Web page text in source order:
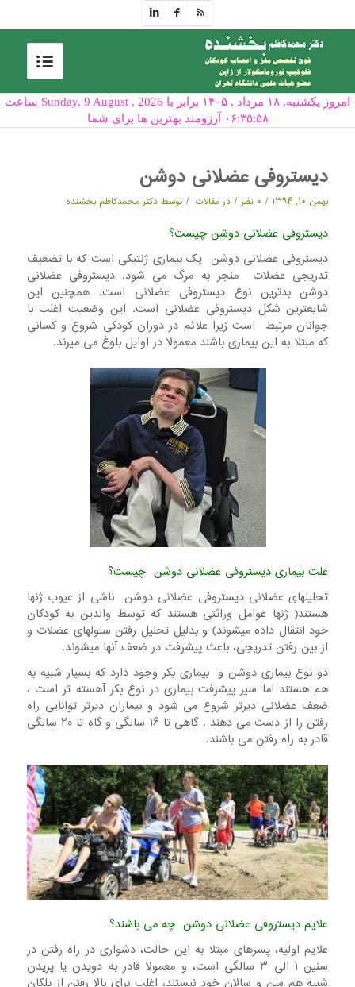
امروز یکشنبه, ۱۸ مرداد , ۱۴۰۵ برابر با Sunday, 9 August , 2026 ساعت
۰۶:۳۵:۵۸ آرزومند بهترین ها برای شما
دیستروفی عضلانی دوشن
بهمن ۱۰, ۱۳۹۴ / ۰ نظر / درمقالات / توسط دکتر محمدکاظم بخشنده
دیستروفی عضلانی دوشن چیست؟
دیستروفی عضلانی دوشن یک بیماری ژنتیکی است که با تضعیف
تدریجی عضلات منجر به مرگ می شود. دیستروفی عضلانی
دوشن بدترین نوع دیستروفی عضلانی است. همچنین این
شایعترین شکل دیستروفی عضلانی است. این وضعیت اغلب با
جوانان مرتبط است زیرا علائم در دوران کودکی شروع و کسانی
که مبتلا به این بیماری باشند معمولا در اوایل بلوغ می میرند.
علت بیماری دیستروفی عضلانی دوشن چیست؟
تحلیلهای عضلانی دیستروفی عضلانی دوشن ناشی از عیوب ژنها
هستند( ژنها عوامل وراثتی هستند که توسط والدین به کودکان
خود انتقال داده میشوند) و بدلیل تحلیل رفتن سلولهای عضلات و
از بین رفتن تدریجی، باعث پیشرفت در ضعف آنها میشوند.
دو نوع بیماری دوشن و بیماری بکر وجود دارد که بسیار شبیه به
هم هستند اما سیر پیشرفت بیماری در نوع بکر آهسته تر است ،
ضعف عضلانی دیرتر شروع می شود و بیماران دیرتر توانایی راه
رفتن را از دست می دهند . گاهی تا ۱۶ سالگی و گاه تا ۲۰ سالگی
قادر به راه رفتن می باشند.
علایم دیستروفی عضلانی دوشن چه می باشند؟
علایم اولیه، پسرهای مبتلا به این حالت، دشواری در راه رفتن در
سنین ۱ الی ۳ سالگی است، و معمولا قادر به دویدن یا پریدن